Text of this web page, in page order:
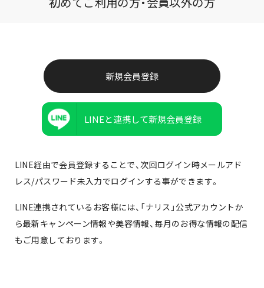
LINEと連携して新規会員登録
LINE経由で会員登録することで、次回ログイン時メールアド
レス/パスワード未入力でログインする事ができます。
LINE連携されているお客様には、「ナリス」公式アカウントか
ら最新キャンペーン情報や美容情報、毎月のお得な情報の配信
もご用意しております。